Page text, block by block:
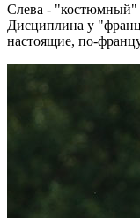
Слева - "костюмный"
Дисциплина у
настоящие, по-